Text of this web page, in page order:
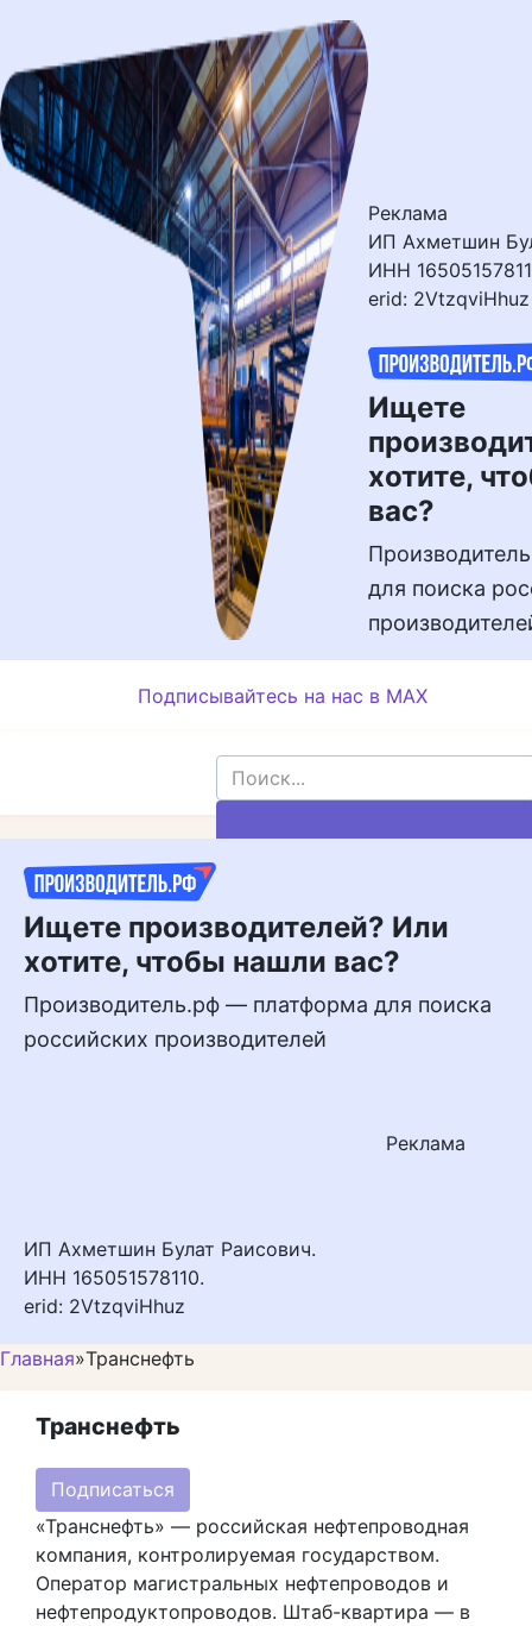
контенту
Реклама
ИП Ахметшин
ИНН
erid: 2VtzqviHhuz
Ищете
хотите,
вас?
для поиска
Подписывайтесь на нас в MAX
Подписывайтесь
на нас в MAX
Ищете производителей? Или
хотите, чтобы нашли вас?
Производитель.рф — платформа для поиска
российских производителей
Реклама
ИП Ахметшин Булат Раисович.
ИНН 165051578110.
erid: 2VtzqviHhuz
Главная»Транснефть
Транснефть
Подписаться
«Транснефть» — российская нефтепроводная
компания, контролируемая государством.
Оператор магистральных нефтепроводов и
нефтепродуктопроводов. Штаб-квартира — в